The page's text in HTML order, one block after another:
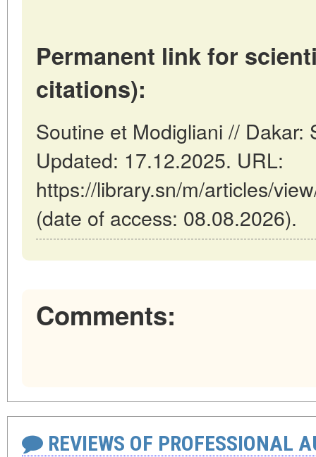
Permanent link for
citations):
Soutine et Modigliani // Dakar:
Updated: 17.12.2025. URL:
https://library.sn/m/articles/
(date of access: 08.08.2026).
Comments:
REVIEWS OF PROFESSIONAL